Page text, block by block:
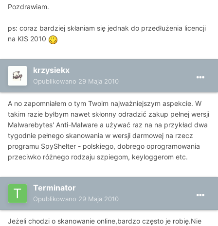
Pozdrawiam.
ps: coraz bardziej skłaniam się jednak do przedłużenia licencji
na KIS 2010
krzysiekx
Opublikowano 29 Maja 2010
A no zapomniałem o tym Twoim najważniejszym aspekcie. W
takim razie byłbym nawet skłonny odradzić zakup pełnej wersji
Malwarebytes' Anti-Malware a używać raz na na przykład dwa
tygodnie pełnego skanowania w wersji darmowej na rzecz
programu SpyShelter - polskiego, dobrego oprogramowania
przeciwko różnego rodzaju szpiegom, keyloggerom etc.
Terminator
Opublikowano 29 Maja 2010
Jeżeli chodzi o skanowanie online,bardzo często je robię.Nie